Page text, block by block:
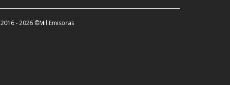
2016 - 2026 ©Mil Emisoras